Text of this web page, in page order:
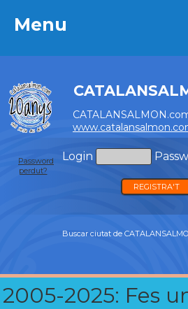
Menu
Login
Password
perdut?
REGISTRA'T
Buscar ciutat de
2005-2025: Fes
Menu